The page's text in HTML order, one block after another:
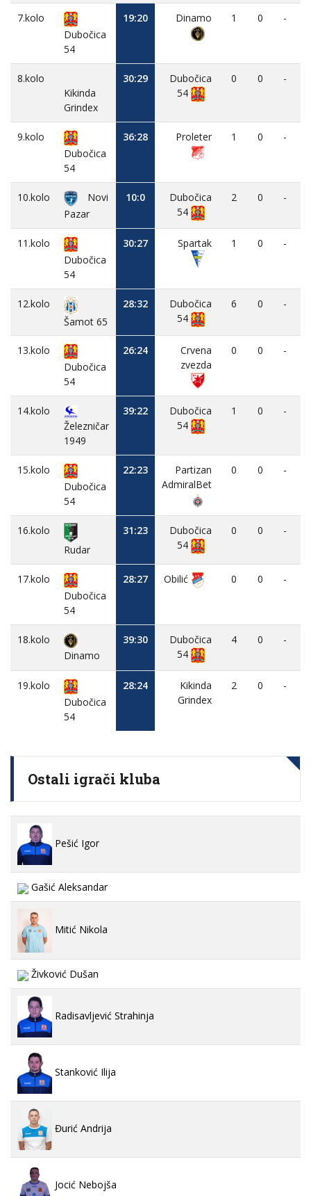
7.kolo
Dubočica
54
19:20 Dinamo 1 0 -
8.kolo
Kikinda
Grindex
30:29
Dubočica
54
0 0 -
9.kolo
Dubočica
54
36:28 Proleter 1 0 -
10.kolo
Novi
Pazar
10:0
Dubočica
54
2 0 -
11.kolo
Dubočica
54
30:27 Spartak 1 0 -
12.kolo
Šamot 65
28:32
Dubočica
54
6 0 -
13.kolo
Dubočica
54
26:24
Crvena
zvezda
0 0 -
14.kolo
Železničar
1949
39:22
Dubočica
54
1 0 -
15.kolo
Dubočica
54
22:23
Partizan
AdmiralBet
0 0 -
16.kolo
Rudar
31:23
Dubočica
54
0 0 -
17.kolo
Dubočica
54
28:27 Obilić 0 0 -
18.kolo
Dinamo
39:30
Dubočica
54
4 0 -
19.kolo
Dubočica
54
28:24
Kikinda
Grindex
2 0 -
Ostali igrači kluba
Pešić Igor
Gašić Aleksandar
Mitić Nikola
Živković Dušan
Radisavljević Strahinja
Stanković Ilija
Đurić Andrija
Jocić Nebojša